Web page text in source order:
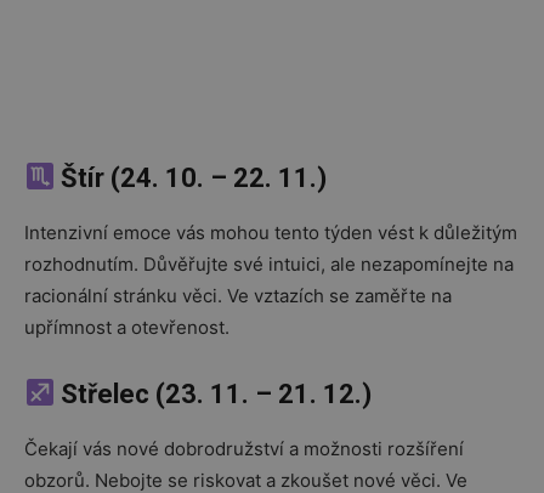
Štír (24. 10. – 22. 11.)
Intenzivní emoce vás mohou tento týden vést k důležitým
rozhodnutím. Důvěřujte své intuici, ale nezapomínejte na
racionální stránku věci. Ve vztazích se zaměřte na
upřímnost a otevřenost.
Střelec (23. 11. – 21. 12.)
Čekají vás nové dobrodružství a možnosti rozšíření
obzorů. Nebojte se riskovat a zkoušet nové věci. Ve